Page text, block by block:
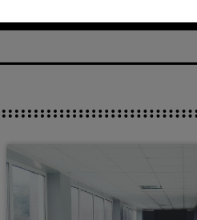
La Team du